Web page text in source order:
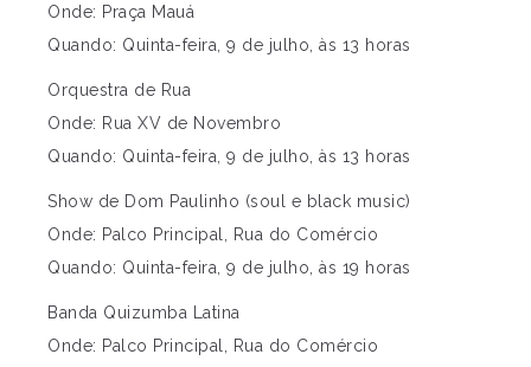
Onde: Praça Mauá
Quando: Quinta-feira, 9 de julho, às 13 horas
Orquestra de Rua
Onde: Rua XV de Novembro
Quando: Quinta-feira, 9 de julho, às 13 horas
Show de Dom Paulinho (soul e black music)
Onde: Palco Principal, Rua do Comércio
Quando: Quinta-feira, 9 de julho, às 19 horas
Banda Quizumba Latina
Onde: Palco Principal, Rua do Comércio